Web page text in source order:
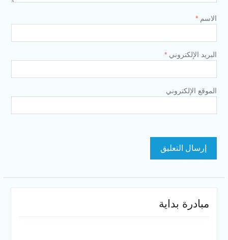
الاسم *
البريد الإلكتروني *
الموقع الإلكتروني
مبادرة بداية